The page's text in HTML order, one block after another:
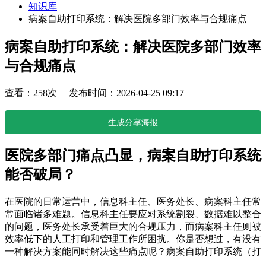
知识库
病案自助打印系统：解决医院多部门效率与合规痛点
病案自助打印系统：解决医院多部门效率
与合规痛点
查看：258次 发布时间：2026-04-25 09:17
生成分享海报
医院多部门痛点凸显，病案自助打印系统
能否破局？
在医院的日常运营中，信息科主任、医务处长、病案科主任常
常面临诸多难题。信息科主任要应对系统割裂、数据难以整合
的问题，医务处长承受着巨大的合规压力，而病案科主任则被
效率低下的人工打印和管理工作所困扰。你是否想过，有没有
一种解决方案能同时解决这些痛点呢？病案自助打印系统（打